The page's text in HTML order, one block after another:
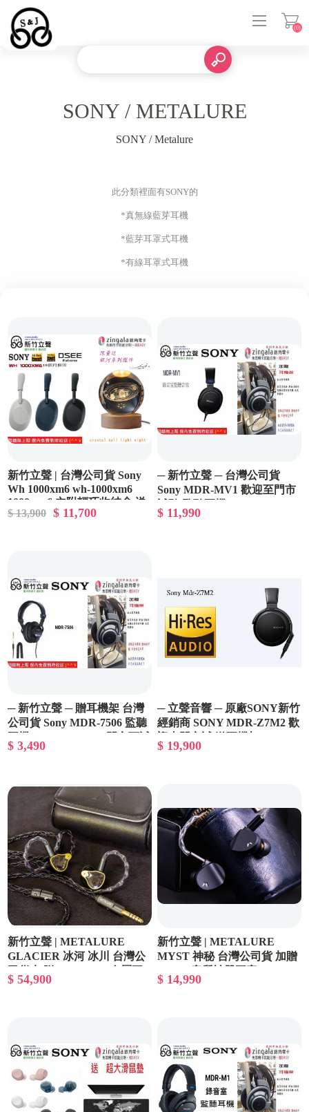
(0)
SONY / METALURE
SONY / Metalure
此分類裡面有SONY的
*真無線藍芽耳機
*藍芽耳罩式耳機
*有線耳罩式耳機
新竹立聲 | 台灣公司貨 Sony
Wh 1000xm6 wh-1000xm6
1000 xm6 內附輕巧收納盒 送
耳機架
$ 13,900 $ 11,700
─ 新竹立聲 ─ 台灣公司貨
Sony MDR-MV1 歡迎至門市
MV1
$ 11,990
─ 新竹立聲 ─ 贈耳機架 台灣
公司貨 Sony MDR-7506 監聽
聽
$ 3,490
─ 立聲音響 ─ 原廠SONY新竹
經銷商 SONY MDR-Z7M2 歡
$ 19,900
新竹立聲 | METALURE
GLACIER 冰河 冰川 台灣公
塞
$ 54,900
新竹立聲 | METALURE
MYST 神秘 台灣公司貨 加贈
$ 14,990